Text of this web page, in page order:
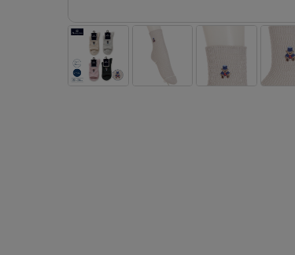
スニーカー丈・くるぶし丈ソックス
ハイソックス
クルー・レギュラー丈ソックス
スニーカー丈・くるぶし丈ソックス
ハイソックス